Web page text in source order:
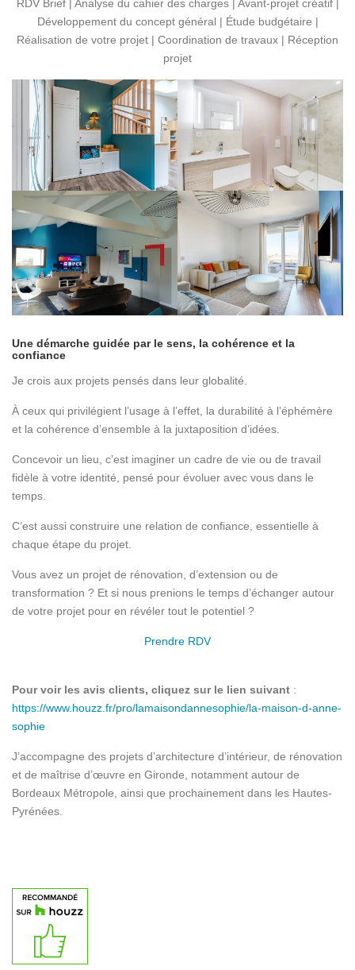
RDV Brief | Analyse du cahier des charges | Avant-projet créatif |
Développement du concept général | Étude budgétaire |
Réalisation de votre projet | Coordination de travaux | Réception
projet
Une démarche guidée par le sens, la cohérence et la
confiance
Je crois aux projets pensés dans leur globalité.
À ceux qui privilégient l’usage à l’effet, la durabilité à l’éphémère
et la cohérence d’ensemble à la juxtaposition d’idées.
Concevoir un lieu, c’est imaginer un cadre de vie ou de travail
fidèle à votre identité, pensé pour évoluer avec vous dans le
temps.
C’est aussi construire une relation de confiance, essentielle à
chaque étape du projet.
Vous avez un projet de rénovation, d’extension ou de
transformation ? Et si nous prenions le temps d’échanger autour
de votre projet pour en révéler tout le potentiel ?
Prendre RDV
Pour voir les avis clients, cliquez sur le lien suivant :
https://www.houzz.fr/pro/lamaisondannesophie/la-maison-d-anne-
sophie
J’accompagne des projets d’architecture d’intérieur, de rénovation
et de maîtrise d’œuvre en Gironde, notamment autour de
Bordeaux Métropole, ainsi que prochainement dans les Hautes-
Pyrénées.